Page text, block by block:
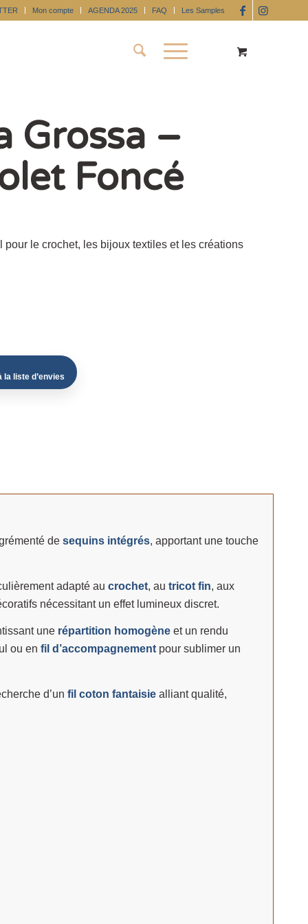
Mon compte AGENDA 2025 FAQ Les Samples
Grossa –
Foncé
le crochet, les bijoux textiles et les créations
la liste d’envies
de sequins intégrés, apportant une touche
adapté au crochet, au tricot fin, aux
nécessitant un effet lumineux discret.
une répartition homogèneet un rendu
ou en fil d’accompagnementpour sublimer un
d’un fil coton fantaisiealliant qualité,